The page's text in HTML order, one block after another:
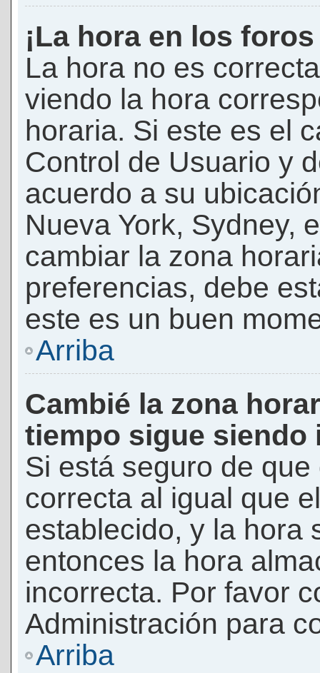
¡La hora en los
La hora no es
viendo la hora
horaria. Si este es el
Control de Usuario y
acuerdo a su
Nueva York, Sydney,
cambiar la zona
preferencias, debe
este es un buen
Arriba
Cambié la zona
tiempo sigue siendo
Si está seguro de
correcta al igual que
establecido, y la hora
entonces la hora
incorrecta. Por favor
Administración para
Arriba